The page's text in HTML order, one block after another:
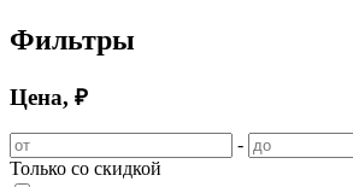
Фильтры
Цена, ₽
-
Только со скидкой